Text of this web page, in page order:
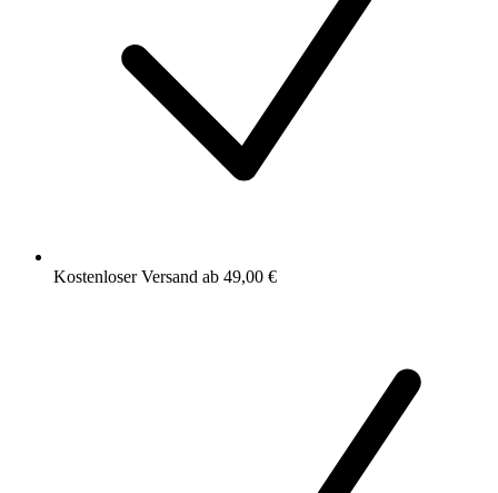
Kostenloser Versand ab 49,00 €